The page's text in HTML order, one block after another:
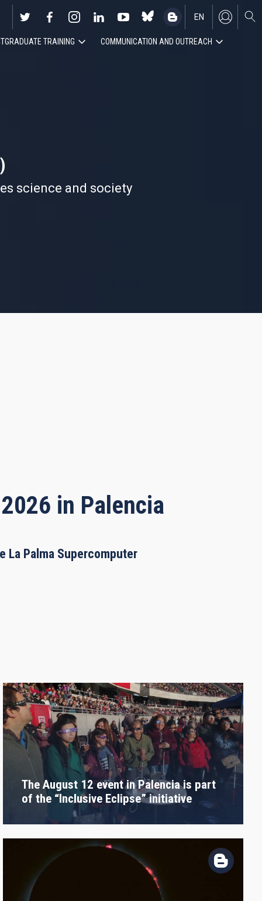
EN
ES
TRAINING COMMUNICATION AND OUTREACH
science and society
in Palencia
La Palma Supercomputer
The August 12 event in Palencia is part
of the “Inclusive Eclipse” initiative